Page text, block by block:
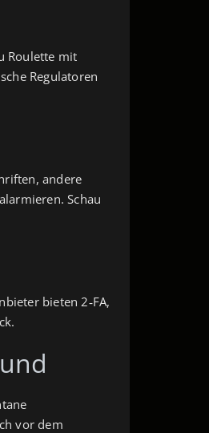
Roulette mit
Regulatoren
andere
Schau
bieten 2‑FA,
vor dem